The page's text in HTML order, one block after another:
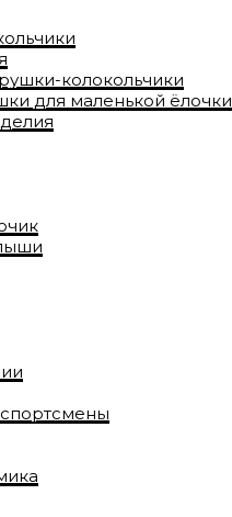
колокольчики
для маленькой ёлочки